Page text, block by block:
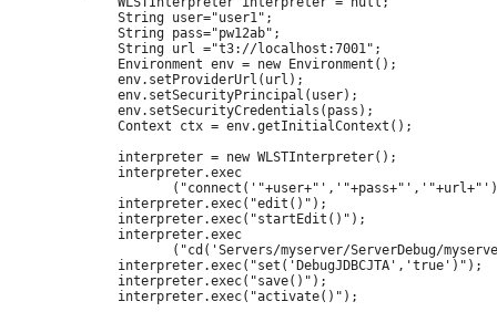
              String user="user1";
              String pass="pw12ab";
              String url ="t3://localhost:7001";
              Environment env = new Environment();
              env.setProviderUrl(url);
              env.setSecurityPrincipal(user);
              env.setSecurityCredentials(pass);
              Context ctx = env.getInitialContext();
              interpreter = new WLSTInterpreter();
              interpreter.exec
              interpreter.exec("edit()");
              interpreter.exec("startEdit()");
              interpreter.exec
("cd('Servers/myserver/ServerDebug/
              interpreter.exec("set('DebugJDBCJTA','true')");
              interpreter.exec("save()");
              interpreter.exec("activate()");